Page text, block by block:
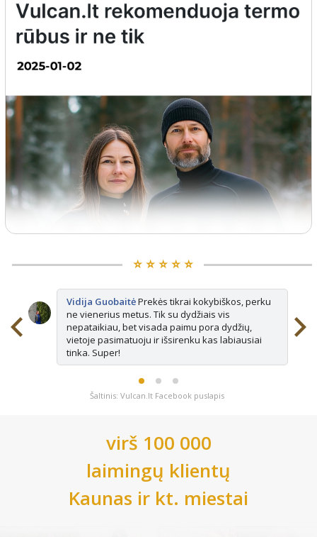
⭐️ ⭐️ ⭐️ ⭐️ ⭐️
Vidija GuobaitėPrekės tikrai kokybiškos, perku
ne vienerius metus. Tik su dydžiais vis
nepataikiau, bet visada paimu pora dydžių,
vietoje pasimatuoju ir išsirenku kas labiausiai
tinka. Super!
Šaltinis: Vulcan.lt Facebook puslapis
virš 100 000
laimingų klientų
Kaunas ir kt. miestai